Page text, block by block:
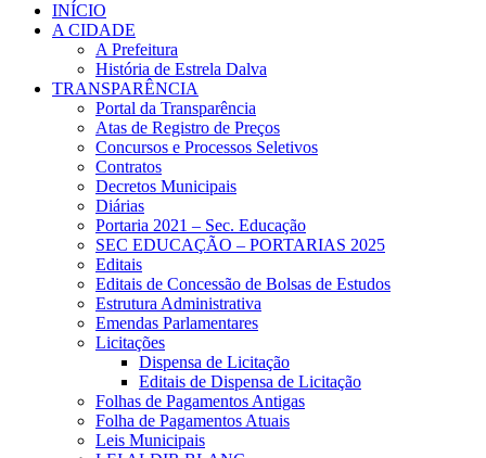
INÍCIO
A CIDADE
A Prefeitura
História de Estrela Dalva
TRANSPARÊNCIA
Portal da Transparência
Atas de Registro de Preços
Concursos e Processos Seletivos
Contratos
Decretos Municipais
Diárias
Portaria 2021 – Sec. Educação
SEC EDUCAÇÃO – PORTARIAS 2025
Editais
Editais de Concessão de Bolsas de Estudos
Estrutura Administrativa
Emendas Parlamentares
Licitações
Dispensa de Licitação
Editais de Dispensa de Licitação
Folhas de Pagamentos Antigas
Folha de Pagamentos Atuais
Leis Municipais